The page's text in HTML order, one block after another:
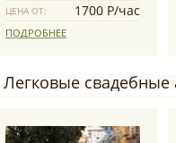
ЦЕНА ОТ: 1700 Р/час
ПОДРОБНЕЕ
Легковые свадебные